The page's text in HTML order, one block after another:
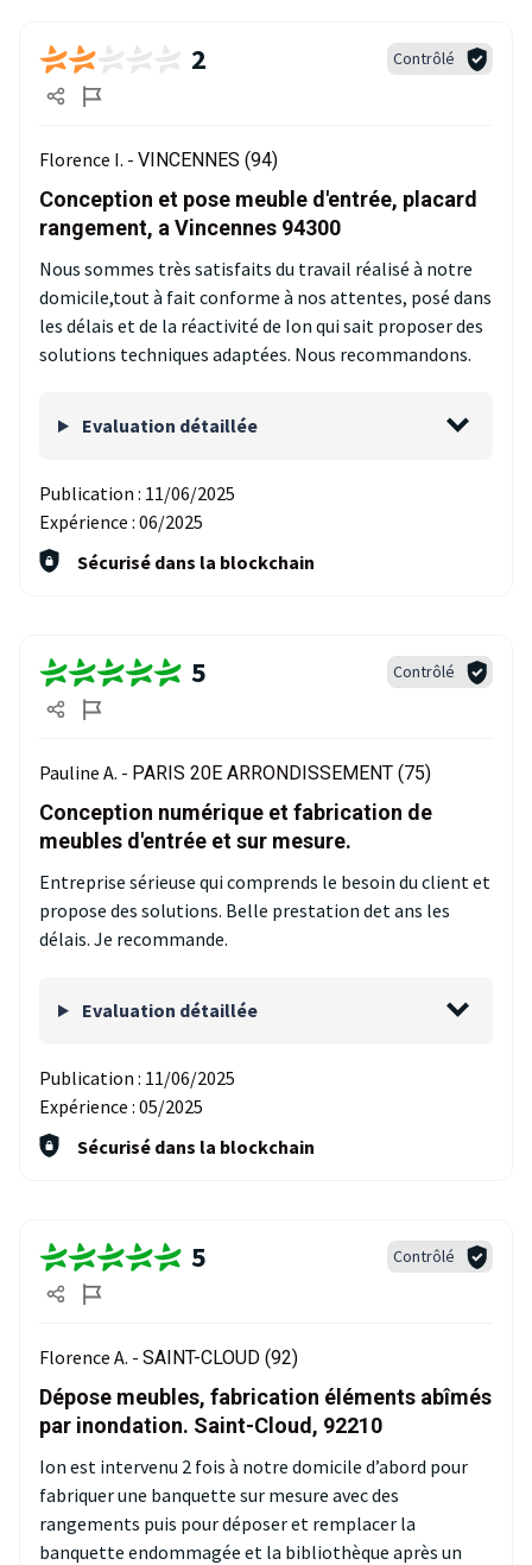
2 Contrôlé
Florence I. - VINCENNES (94)
Conception et pose meuble d'entrée, placard
rangement, a Vincennes 94300
Nous sommes très satisfaits du travail réalisé à notre
domicile,tout à fait conforme à nos attentes, posé dans
les délais et de la réactivité de Ion qui sait proposer des
solutions techniques adaptées. Nous recommandons.
Evaluation détaillée
Publication : 11/06/2025
Expérience : 06/2025
Sécurisé dans la blockchain
5 Contrôlé
Pauline A. - PARIS 20E ARRONDISSEMENT (75)
Conception numérique et fabrication de
meubles d'entrée et sur mesure.
Entreprise sérieuse qui comprends le besoin du client et
propose des solutions. Belle prestation det ans les
délais. Je recommande.
Evaluation détaillée
Publication : 11/06/2025
Expérience : 05/2025
Sécurisé dans la blockchain
5 Contrôlé
Florence A. - SAINT-CLOUD (92)
Dépose meubles, fabrication éléments abîmés
par inondation. Saint-Cloud, 92210
Ion est intervenu 2 fois à notre domicile d’abord pour
fabriquer une banquette sur mesure avec des
rangements puis pour déposer et remplacer la
banquette endommagée et la bibliothèque après un